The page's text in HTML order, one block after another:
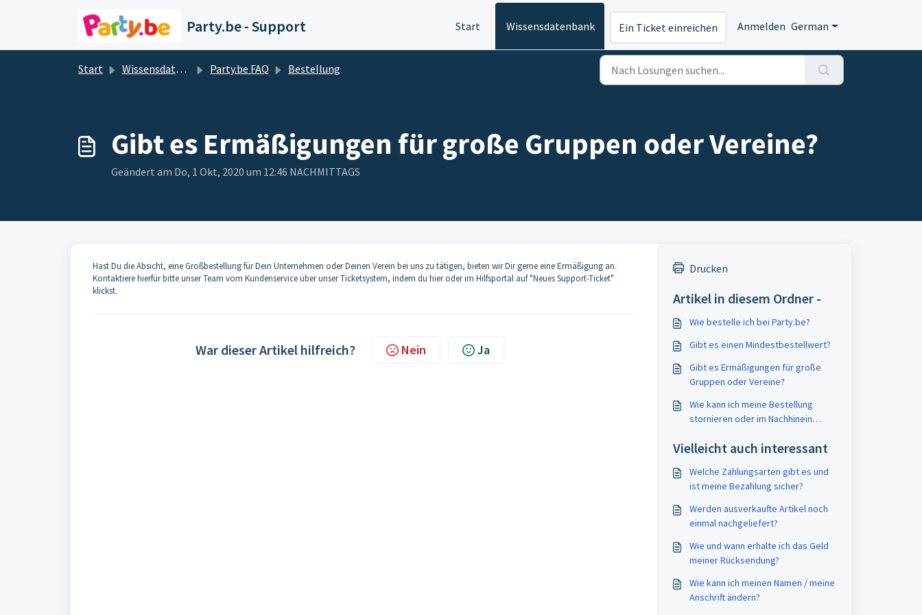
Party.be - Support Start Wissensdatenbank Ein Ticket einreichen Anmelden German
Start Wissensdatenbank Party.be FAQ Bestellung
Gibt es Ermäßigungen für große Gruppen oder Vereine?
Geändert am Do, 1 Okt, 2020 um 12:46 NACHMITTAGS
Hast Du die Absicht, eine Großbestellung für Dein Unternehmen oder Deinen Verein bei uns zu tätigen, bieten wir Dir gerne eine Ermäßigung an.
Kontaktiere hierfür bitte unser Team vom Kundenservice über unser Ticketsystem, indem du hier oder im Hilfsportal auf "Neues Support-Ticket"
klickst.
War dieser Artikel hilfreich? Nein Ja
Drucken
Artikel in diesem Ordner -
Wie bestelle ich bei Party.be?
Gibt es einen Mindestbestellwert?
Gibt es Ermäßigungen für große
Gruppen oder Vereine?
Wie kann ich meine Bestellung
stornieren oder im Nachhinein
Vielleicht auch interessant
Welche Zahlungsarten gibt es und
ist meine Bezahlung sicher?
Werden ausverkaufte Artikel noch
einmal nachgeliefert?
Wie und wann erhalte ich das Geld
meiner Rücksendung?
Wie kann ich meinen Namen / meine
Anschrift ändern?